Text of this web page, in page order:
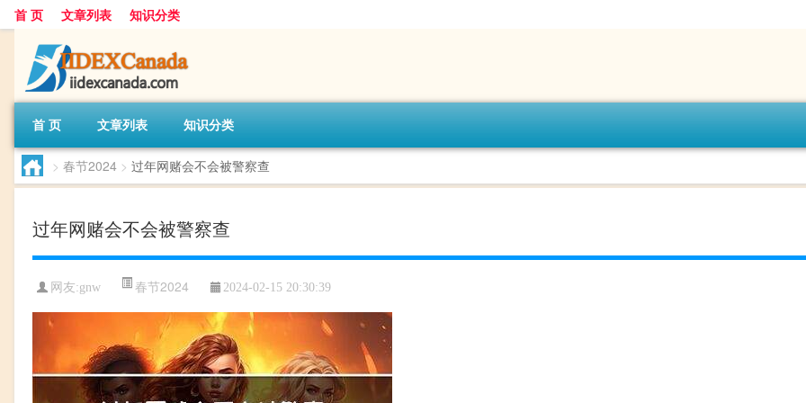
首 页 文章列表 知识分类
首 页 文章列表 知识分类
> 春节2024 > 过年网赌会不会被警察查
过年网赌会不会被警察查
网友:gnw 春节2024 2024-02-15 20:30:39